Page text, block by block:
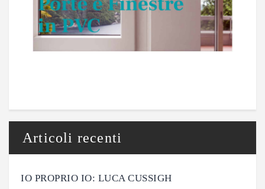
Articoli recenti
IO PROPRIO IO: LUCA CUSSIGH